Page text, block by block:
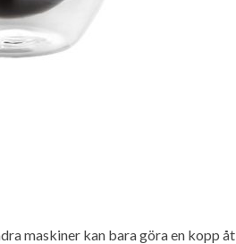
maskiner kan bara göra en kopp åt